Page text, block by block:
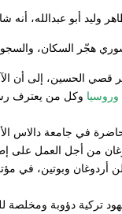
وليد أبو عبدالله،
هجّر السكان،
قصي الحسين، إلى أن
وروسيا وكل من يعترف
في جامعة دالاس
من أجل العمل على
أردوغان وبوتين،